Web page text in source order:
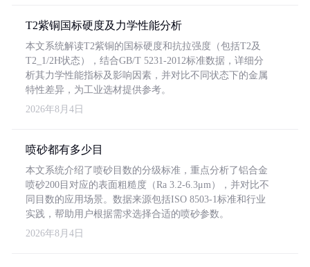
T2紫铜国标硬度及力学性能分析
本文系统解读T2紫铜的国标硬度和抗拉强度（包括T2及
T2_1/2H状态），结合GB/T 5231-2012标准数据，详细分
析其力学性能指标及影响因素，并对比不同状态下的金属
特性差异，为工业选材提供参考。
2026年8月4日
喷砂都有多少目
本文系统介绍了喷砂目数的分级标准，重点分析了铝合金
喷砂200目对应的表面粗糙度（Ra 3.2-6.3μm），并对比不
同目数的应用场景。数据来源包括ISO 8503-1标准和行业
实践，帮助用户根据需求选择合适的喷砂参数。
2026年8月4日